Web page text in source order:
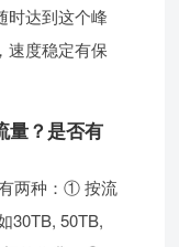
时达到这个峰
速度稳定有保
量？是否有
两种：① 按流
30TB, 50TB,